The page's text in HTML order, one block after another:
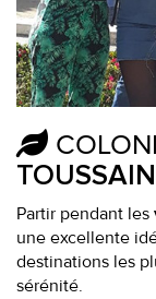
Partir pendant les
une excellente
destinations les
sérénité.